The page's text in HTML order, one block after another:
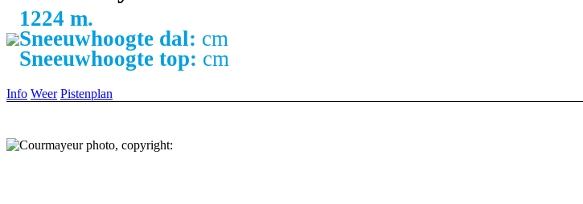
1224 m.
Sneeuwhoogte dal: cm
Sneeuwhoogte top: cm
Info Weer Pistenplan